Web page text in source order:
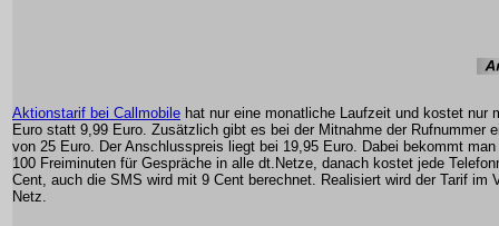
Aktionstarif bei Callmobile hat nur eine monatliche Laufzeit und kostet nur
Euro statt 9,99 Euro. Zusätzlich gibt es bei der Mitnahme der Rufnummer
von 25 Euro. Der Anschlusspreis liegt bei 19,95 Euro. Dabei bekommt
100 Freiminuten für Gespräche in alle dt.Netze, danach kostet jede
Cent, auch die SMS wird mit 9 Cent berechnet. Realisiert wird der Tarif im
Netz.